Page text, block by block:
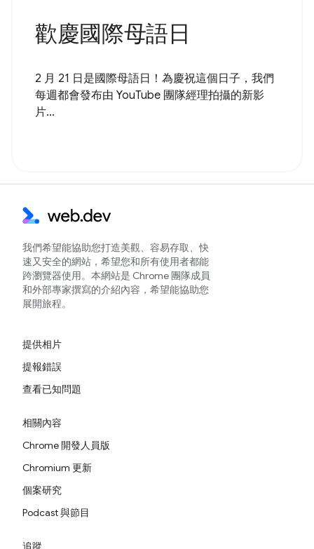
歡慶國際母語日
2 月 21 日是國際母語日！為慶祝這個日子，我們
每週都會發布由 YouTube 團隊經理拍攝的新影
片...
我們希望能協助您打造美觀、容易存取、快
速又安全的網站，希望您和所有使用者都能
跨瀏覽器使用。本網站是 Chrome 團隊成員
和外部專家撰寫的介紹內容，希望能協助您
展開旅程。
提供相片
提報錯誤
查看已知問題
相關內容
Chrome 開發人員版
Chromium 更新
個案研究
Podcast 與節目
追蹤